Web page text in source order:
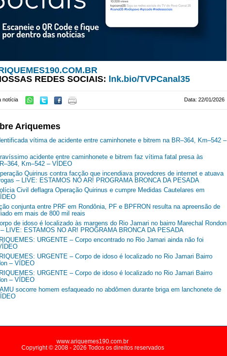
REDES SOCIAIS: lnk.bio/TVPCanal35
Data: 22/01/2026
notícia
Ariquemes
vítima de acidente entre caminhonete e bitrem na BR–364, Km–542 –
acidente entre caminhonete e bitrem faz vítima fatal presa às
Km–542 – VÍDEO
Quirinus contra facção que incendiava provedores de internet e atuava
– LIVE: ESTAMOS NO AR! PROGRAMA BRONCA DA PESADA
Civil deflagra Operação Quirinus e cumpre Medidas Cautelares em
conjunta entre PRF em Rondônia, PF e BPFRON resulta na apreensão de
em mais de 800 mil reais
de idoso é localizado às margens do Rio Jamari no bairro Marechal Rondon
LIVE: ESTAMOS NO AR! PROGRAMA BRONCA DA PESADA
URGENTE – Corpo encontrado no Rio Jamari ainda não foi
URGENTE – Corpo de idoso é localizado no Rio Jamari Bairro
– VÍDEO
URGENTE – Corpo de idoso é localizado no Rio Jamari Bairro
– VÍDEO
socorre homem esfaqueado no abdômen durante briga em lanchonete de
www.ariquemes190.com.br
Copyright © 2008 - 2026 Todos os direitos reservados